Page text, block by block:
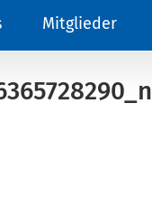
Mitglieder